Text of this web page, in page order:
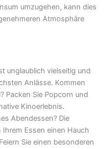
umzugehen, kann dies
Atmosphäre
unglaublich vielseitig und
Anlässe. Kommen
Packen Sie Popcorn und
Kinoerlebnis.
Abendessen? Die
Essen einen Hauch
Sie einen besonderen